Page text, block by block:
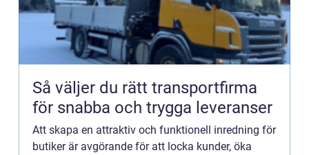
Så väljer du rätt transportfirma
för snabba och trygga leveranser
Att skapa en attraktiv och funktionell inredning för
butiker är avgörande för att locka kunder, öka